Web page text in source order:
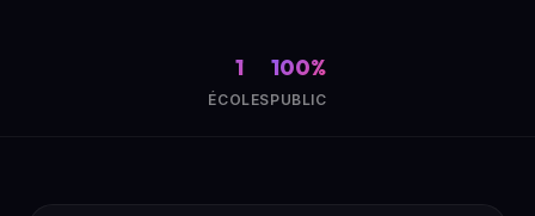
1
ÉCOLES
100%
PUBLIC